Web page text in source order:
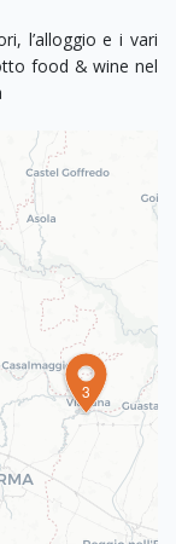
l’alloggio e i vari
food & wine nel
3